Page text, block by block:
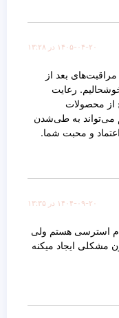
۱۴۰۵-۰۴-۲۰ در ۱۳:۲۸
مراقبت‌های بعد از
رعایت
محصولات
می‌تواند به طی‌شدن
و محبت شما.
۱۴۰۴-۰۹-۲۰ در ۱۳:۳۵
استرسی هستم ولی
مشکلی ایجاد میکنه